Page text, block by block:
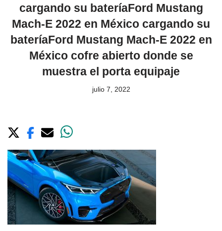
cargando su bateríaFord Mustang
Mach-E 2022 en México cargando su
bateríaFord Mustang Mach-E 2022 en
México cofre abierto donde se
muestra el porta equipaje
julio 7, 2022